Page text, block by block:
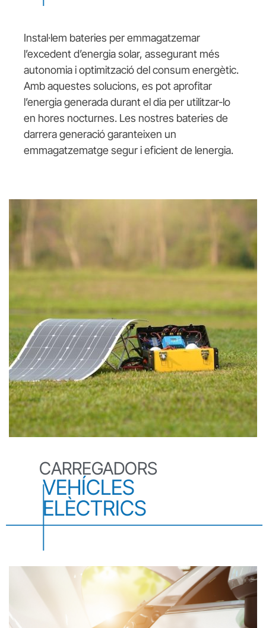
Instal·lem bateries per emmagatzemar
l’excedent d’energia solar, assegurant més
autonomia i optimització del consum energètic.
Amb aquestes solucions, es pot aprofitar
l’energia generada durant el dia per utilitzar-lo
en hores nocturnes. Les nostres bateries de
darrera generació garanteixen un
emmagatzematge segur i eficient de lenergia.
CARREGADORS
VEHÍCLES
ELÈCTRICS